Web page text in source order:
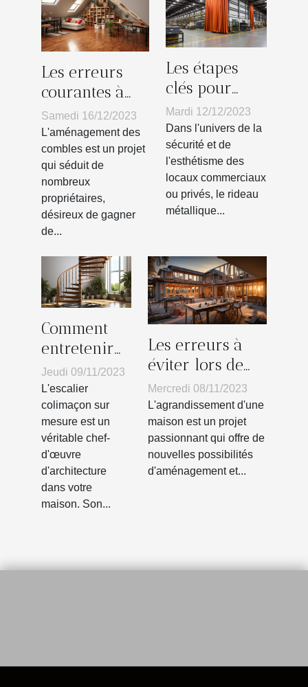
Les erreurs
courantes à
éviter lors de
l'aménagement
des combles
Samedi 16/12/2023
L'aménagement des
combles est un projet
qui séduit de
nombreux
propriétaires,
désireux de gagner
de...
Les étapes
clés pour
entretenir
son rideau
métallique et
éviter les
pannes
Mardi 12/12/2023
Dans l'univers de la
sécurité et de
l'esthétisme des
locaux commerciaux
ou privés, le rideau
métallique...
Comment
entretenir
un escalier
colimaçon
circulaire
sur mesure
Jeudi 09/11/2023
L'escalier
colimaçon sur
mesure est un
véritable chef-
d'œuvre
d'architecture
dans votre
maison. Son...
Les erreurs à
éviter lors de
l'agrandissement
de votre maison
Mercredi 08/11/2023
L'agrandissement d'une
maison est un projet
passionnant qui offre de
nouvelles possibilités
d'aménagement et...